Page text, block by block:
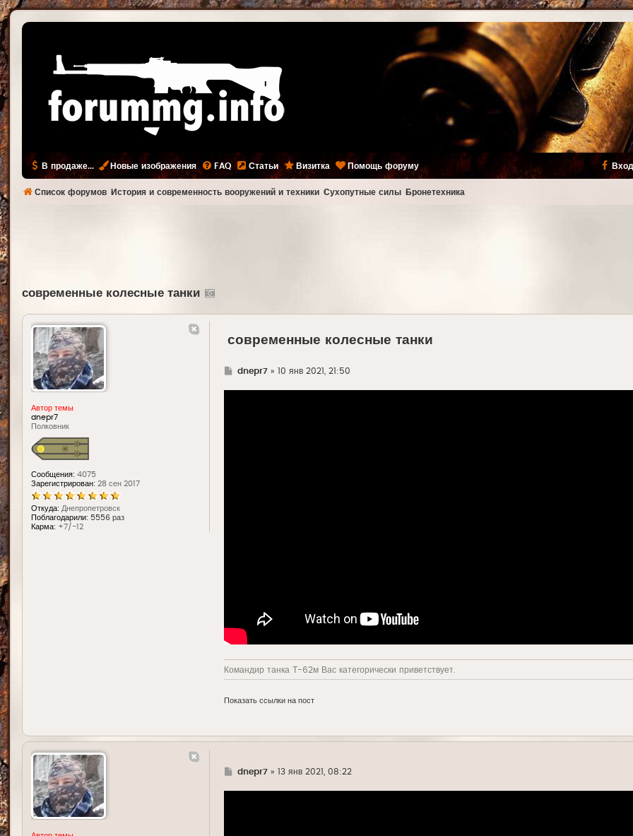
В продаже... Новые изображения FAQ Статьи Визитка Помощь форуму
Список форумов История и современность вооружений и техники Сухопутные силы Бронетехника
современные колесные танки
Автор темы
dnepr7
Полковник
Сообщения: 4075
Зарегистрирован: 28 сен 2017
Откуда: Днепропетровск
Поблагодарили: 5556 раз
Карма: +7/-12
современные колесные танки
Г
е
dnepr7» 10 янв 2021, 21:50
Командир танка Т-62м Вас категорически приветствует.
Показать ссылки на пост
Г
е
dnepr7» 13 янв 2021, 08:22